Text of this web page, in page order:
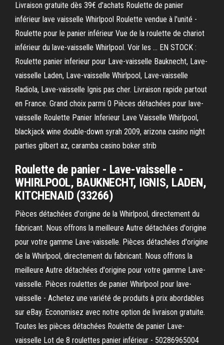
Livraison gratuite dès 39€ d'achats Roulette de panier
inférieur lave vaisselle Whirlpool Roulette vendue à l'unité -
Roulette pour le panier inférieur Vue de la roulette de chariot
inférieur du lave-vaisselle Whirlpool. Voir les … EN STOCK :
Roulette panier inferieur pour Lave-vaisselle Bauknecht, Lave-
vaisselle Laden, Lave-vaisselle Whirlpool, Lave-vaisselle
Radiola, Lave-vaisselle Ignis pas cher. Livraison rapide partout
en France. Grand choix parmi 0 Pièces détachées pour lave-
vaisselle Roulette Panier Inferieur Lave Vaisselle Whirlpool,
blackjack wine double-down syrah 2009, arizona casino night
parties gilbert az, caramba casino boker strib
Roulette de panier - Lave-vaisselle -
WHIRLPOOL, BAUKNECHT, IGNIS, LADEN,
KITCHENAID (33266)
Pièces détachées d'origine de la Whirlpool, directement du
fabricant. Nous offrons la meilleure Autre détachées d'origine
pour votre gamme Lave-vaisselle. Pièces détachées d'origine
de la Whirlpool, directement du fabricant. Nous offrons la
meilleure Autre détachées d'origine pour votre gamme Lave-
vaisselle. Pièces roulettes de panier Whirlpool pour lave-
vaisselle - Achetez une variété de produits à prix abordables
sur eBay. Economisez avec notre option de livraison gratuite.
Toutes les pièces détachées Roulette de panier Lave-
vaisselle Lot de 8 roulettes panier inférieur - 50286965004